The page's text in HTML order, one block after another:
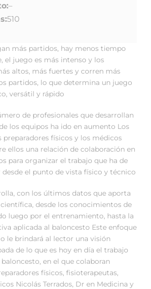
–
510
más partidos, hay menos tiempo
el juego es más intenso y los
altos, más fuertes y corren más
partidos, lo que determina un juego
versátil y rápido
de profesionales que desarrollan
los equipos ha ido en aumento Los
preparadores físicos y los médicos
ellos una relación de colaboración en
para organizar el trabajo que ha de
el punto de vista físico y técnico
con los últimos datos que aporta
desde los conocimientos de
luego por el entrenamiento, hasta la
aplicada al baloncesto Este enfoque
le brindará al lector una visión
de lo que es hoy en día el trabajo
en el que colaboran
físicos, fisioterapeutas,
Nicolás Terrados, Dr en Medicina y